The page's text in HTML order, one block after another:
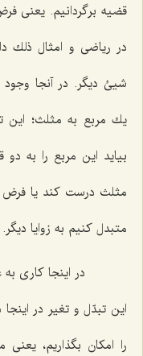
قضیه برگردانیم. یعنى
در ریاضى و امثال ذلك
شیئ دیگر. در آنجا
یك مربع به مثلث؛
بیاید این مربع را به
مثلث درست كند یا فرض
متبدل كنیم به زوایا دیگر.
در اینجا كارى
این تبدّل و تغیر در
را امكان بگذاریم،